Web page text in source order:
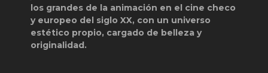
los grandes de la animación en el cine checo
y europeo del siglo XX, con un universo
estético propio, cargado de belleza y
originalidad.